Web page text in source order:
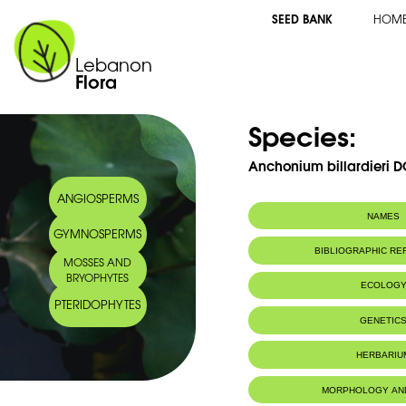
Lebanon
Flora
SEED BANK
ANGIOSPERMS
GYMNOSPERMS
MOSSES AND
BRYOPHYTES
PTERIDOPHYTES
Species:
Anchonium billardieri
NAMES
Common name: Anchonium de
Arabic name: أنخنيوم لابيرديير
BIBLIOGRAPHIC
ECOLOGY
Lebanon
MORPHOLOGY